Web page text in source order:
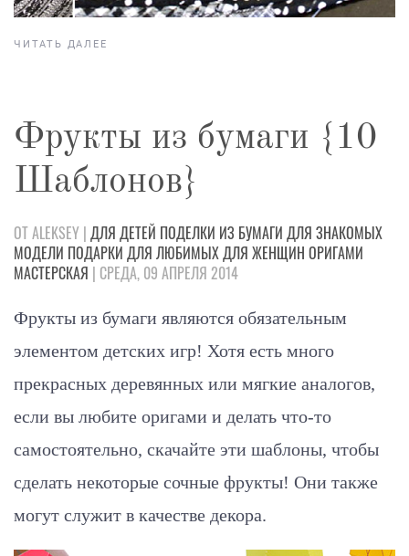
ЧИТАТЬ ДАЛЕЕ
Фрукты из бумаги {10
Шаблонов}
ОТ ALEKSEY | ДЛЯ ДЕТЕЙ ПОДЕЛКИ ИЗ БУМАГИ ДЛЯ ЗНАКОМЫХ
МОДЕЛИ ПОДАРКИ ДЛЯ ЛЮБИМЫХДЛЯ ЖЕНЩИН ОРИГАМИ
МАСТЕРСКАЯ | СРЕДА, 09 АПРЕЛЯ 2014
Фрукты из бумаги являются обязательным
элементом детских игр! Хотя есть много
прекрасных деревянных или мягкие аналогов,
если вы любите оригами и делать что-то
самостоятельно, скачайте эти шаблоны, чтобы
сделать некоторые сочные фрукты! Они также
могут служит в качестве декора.